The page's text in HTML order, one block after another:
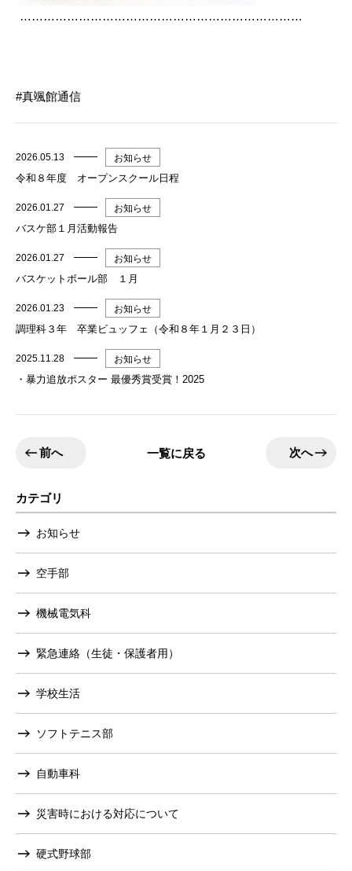
………………………………………………………………
真颯館通信
2026.05.13 お知らせ
令和８年度 オープンスクール日程
2026.01.27 お知らせ
バスケ部１月活動報告
2026.01.27 お知らせ
バスケットボール部 １月
2026.01.23 お知らせ
調理科３年 卒業ビュッフェ（令和８年１月２３日）
2025.11.28 お知らせ
・暴力追放ポスター 最優秀賞受賞！2025
前へ 一覧に戻る 次へ
カテゴリ
お知らせ
空手部
機械電気科
緊急連絡（生徒・保護者用）
学校生活
ソフトテニス部
自動車科
災害時における対応について
硬式野球部